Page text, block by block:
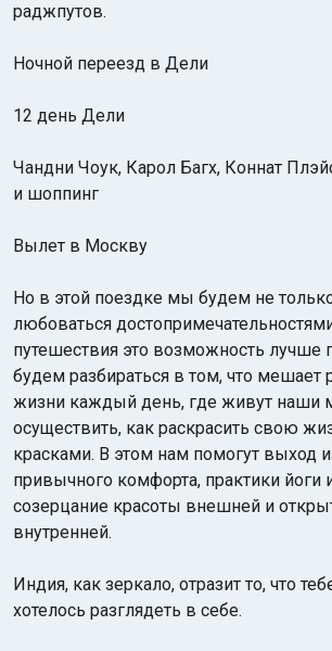
раджпутов.
Ночной переезд в Дели
12 день Дели
Чандни Чоук, Карол Багх, Коннат
и шоппинг
Вылет в Москву
Но в этой поездке мы будем не
любоваться
путешествия это возможность лучше
будем разбираться в том, что мешает
жизни каждый день, где живут наши
осуществить, как раскрасить свою
красками. В этом нам помогут выход
привычного комфорта, практики
созерцание красоты внешней и
внутренней.
Индия, как зеркало, отразит то, что
хотелось разглядеть в себе.